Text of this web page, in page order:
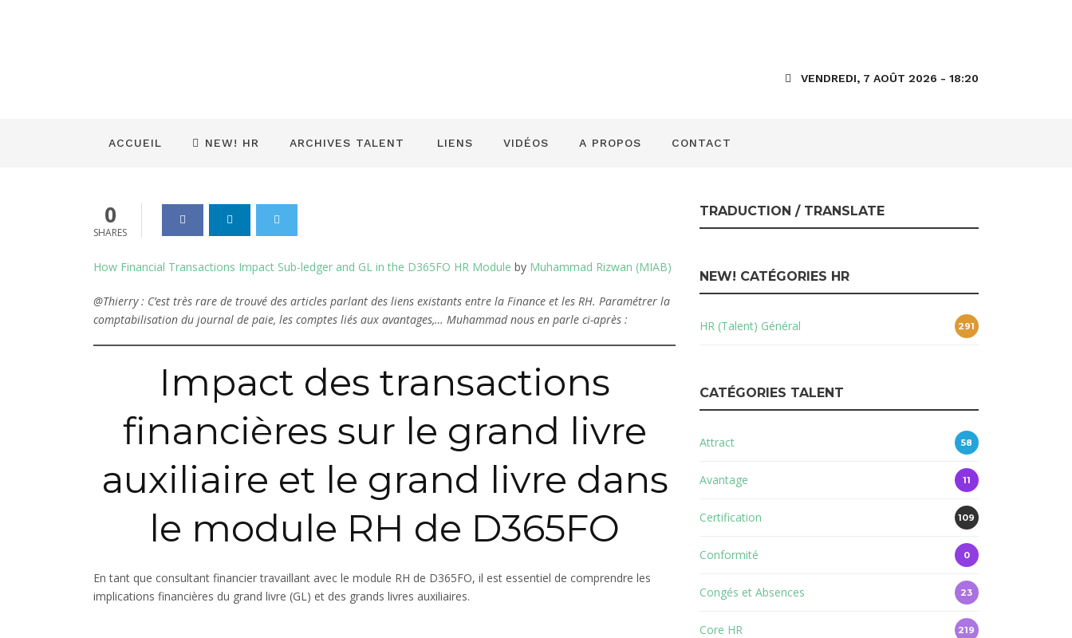
VENDREDI, 7 AOÛT 2026 - 18:20
ACCUEIL NEW! HR ARCHIVES TALENT LIENS VIDÉOS A PROPOS CONTACT
0
SHARES
How Financial Transactions Impact Sub-ledger and GL in the D365FO HR Module by Muhammad Rizwan (MIAB)
@Thierry : C’est très rare de trouvé des articles parlant des liens existants entre la Finance et les RH. Paramétrer la
comptabilisation du journal de paie, les comptes liés aux avantages,… Muhammad nous en parle ci-après :
Impact des transactions
financières sur le grand livre
auxiliaire et le grand livre dans
le module RH de D365FO
En tant que consultant financier travaillant avec le module RH de D365FO, il est essentiel de comprendre les
implications financières du grand livre (GL) et des grands livres auxiliaires.
TRADUCTION / TRANSLATE
NEW! CATÉGORIES HR
HR (Talent) Général 291
CATÉGORIES TALENT
Attract 58
Avantage 11
Certification 109
Conformité 0
Congés et Absences 23
Core HR 219